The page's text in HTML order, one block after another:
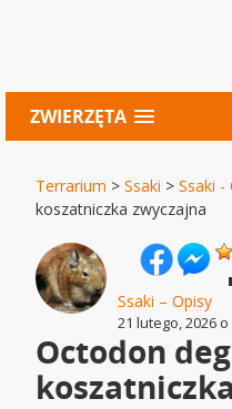
ZWIERZĘTA
Terrarium >Ssaki >Ssaki -
koszatniczka zwyczajna
Ssaki – Opisy
21 lutego, 2026 o
Octodon